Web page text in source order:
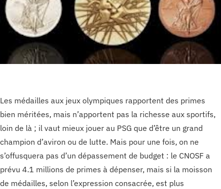
Les médailles aux jeux olympiques rapportent des primes
bien méritées, mais n’apportent pas la richesse aux sportifs,
loin de là ; il vaut mieux jouer au PSG que d’être un grand
champion d’aviron ou de lutte. Mais pour une fois, on ne
s’offusquera pas d’un dépassement de budget : le CNOSF a
prévu 4.1 millions de primes à dépenser, mais si la moisson
de médailles, selon l’expression consacrée, est plus